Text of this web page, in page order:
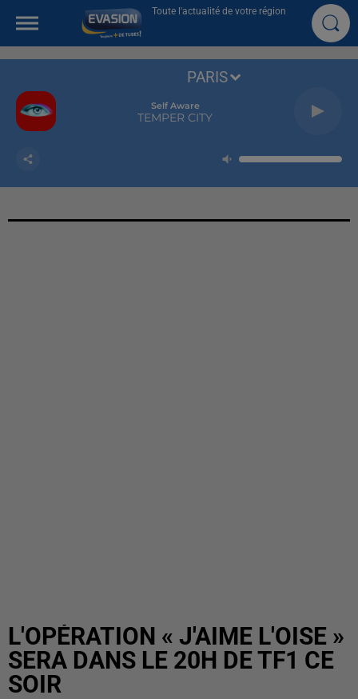
Toute l'actualité de votre région
Self Aware
TEMPER CITY
PARIS
L'OPÉRATION « J'AIME L'OISE »
SERA DANS LE 20H DE TF1 CE
SOIR